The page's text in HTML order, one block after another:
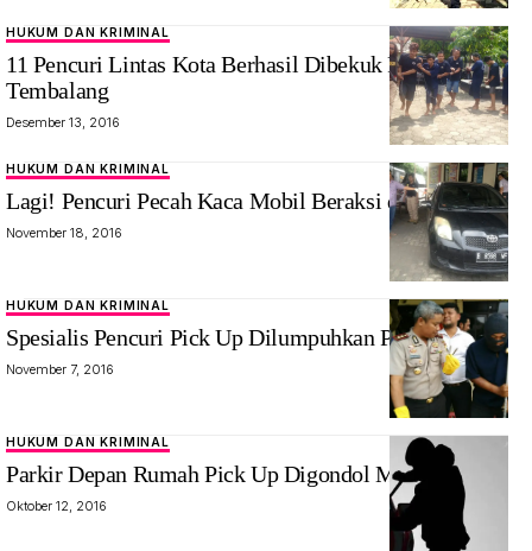
HUKUM DAN KRIMINAL
11 Pencuri Lintas Kota Berhasil Dibekuk Reskrim
Tembalang
Desember 13, 2016
HUKUM DAN KRIMINAL
Lagi! Pencuri Pecah Kaca Mobil Beraksi di Semarang
November 18, 2016
HUKUM DAN KRIMINAL
Spesialis Pencuri Pick Up Dilumpuhkan Polisi
November 7, 2016
HUKUM DAN KRIMINAL
Parkir Depan Rumah Pick Up Digondol Maling
Oktober 12, 2016